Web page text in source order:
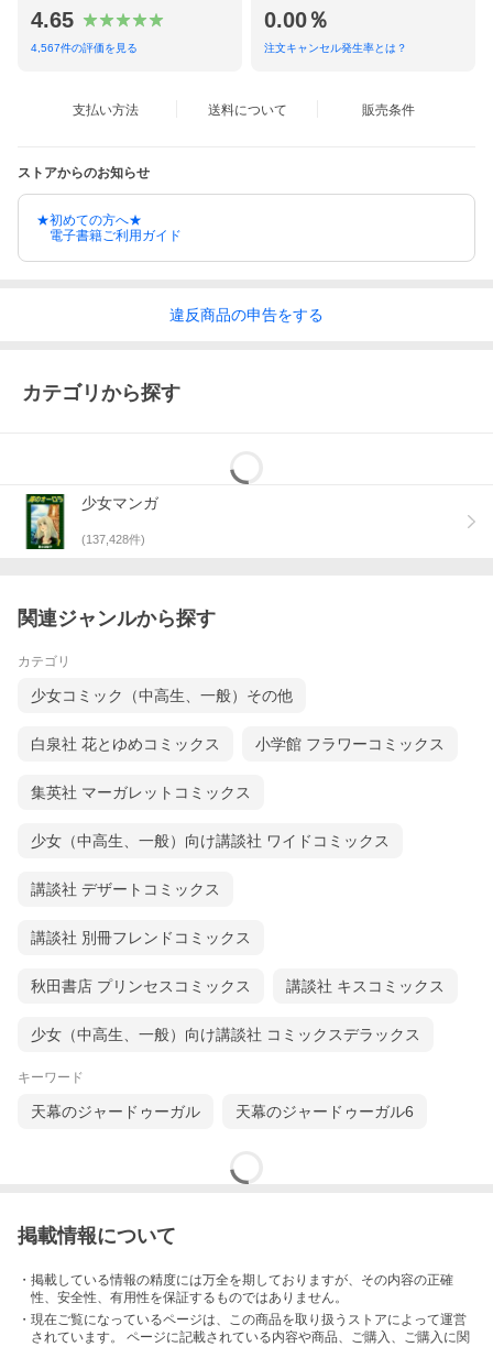
4.65
4,567件の評価を見る
0.00％
注文キャンセル発生率とは？
支払い方法 送料について 販売条件
ストアからのお知らせ
★初めての方へ★
電子書籍ご利用ガイド
違反商品の申告をする
カテゴリから探す
少女マンガ
(137,428件)
関連ジャンルから探す
カテゴリ
少女コミック（中高生、一般）その他
白泉社 花とゆめコミックス 小学館 フラワーコミックス
集英社 マーガレットコミックス
少女（中高生、一般）向け講談社 ワイドコミックス
講談社 デザートコミックス
講談社 別冊フレンドコミックス
秋田書店 プリンセスコミックス 講談社 キスコミックス
少女（中高生、一般）向け講談社 コミックスデラックス
キーワード
天幕のジャードゥーガル 天幕のジャードゥーガル6
掲載情報について
・掲載している情報の精度には万全を期しておりますが、その内容の正確
性、安全性、有用性を保証するものではありません。
・現在ご覧になっているページは、この商品を取り扱うストアによって運営
されています。 ページに記載されている内容や商品、ご購入 、ご購入に関